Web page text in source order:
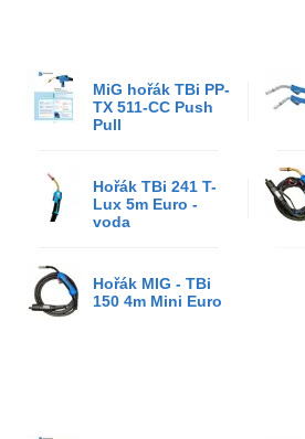
MiG hořák TBi PP-
TX 511-CC Push
Pull
Hořák TBi 241 T-
Lux 5m Euro -
voda
Hořák MIG - TBi
150 4m Mini Euro